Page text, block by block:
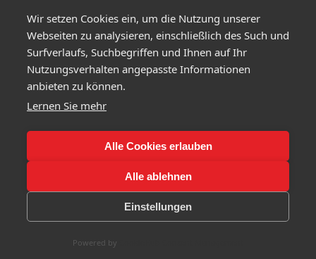
Wir setzen Cookies ein, um die Nutzung unserer
Webseiten zu analysieren, einschließlich des Such und
Surfverlaufs, Suchbegriffen und Ihnen auf Ihr
Nutzungsverhalten angepasste Informationen
anbieten zu können.
Lernen Sie mehr
Alle Cookies erlauben
Alle ablehnen
Einstellungen
Powered by